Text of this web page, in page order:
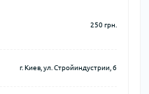
250 грн.
г. Киев, ул. Стройиндустрии, 6